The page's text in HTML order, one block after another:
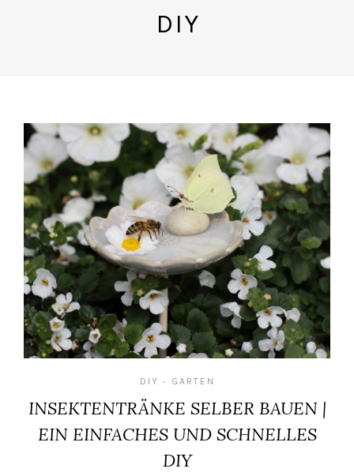
DIY
DIY • GARTEN
INSEKTENTRÄNKE SELBER BAUEN |
EIN EINFACHES UND SCHNELLES
DIY